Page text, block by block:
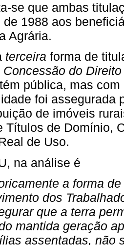
se que ambas
de 1988 aos
Agrária.
terceira forma de
Concessão do
pública, mas
foi assegurada
de imóveis
Títulos de Domínio,
de Uso.
na análise é
a forma
dos
que a terra
mantida geração
assentadas, não